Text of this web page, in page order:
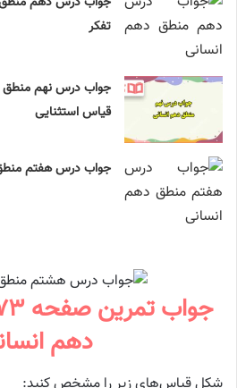
تفکر
جواب درس نهم
قیاس استثنایی
جواب درس هفتم
دهم
شکل قیاس‌های زیر را مشخص کنید: